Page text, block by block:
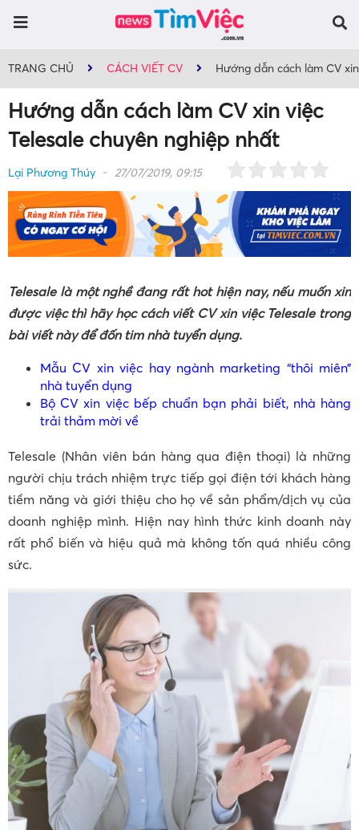
TRANG CHỦ CÁCH VIẾT CV Hướng dẫn cách làm CV
Hướng dẫn cách làm CV xin việc
Telesale chuyên nghiệp nhất
Lại Phương Thúy 27/07/2019, 09:15
Telesale là một nghề đang rất hot hiện nay, nếu muốn xin
được việc thì hãy học cách viết CV xin việc Telesale trong
bài viết này để đốn tim nhà tuyển dụng.
Mẫu CV xin việc hay ngành marketing “thôi miên”
nhà tuyển dụng
Bộ CV xin việc bếp chuẩn bạn phải biết, nhà hàng
trải thảm mời về
Telesale (Nhân viên bán hàng qua điện thoại) là những
người chịu trách nhiệm trực tiếp gọi điện tới khách hàng
tiềm năng và giới thiệu cho họ về sản phẩm/dịch vụ của
doanh nghiệp mình. Hiện nay hình thức kinh doanh này
rất phổ biến và hiệu quả mà không tốn quá nhiều công
sức.